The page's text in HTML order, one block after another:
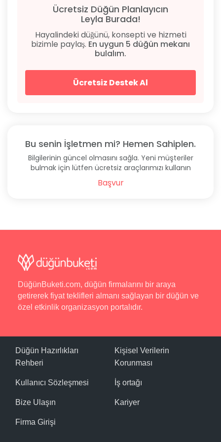
sauna için 20 TL ve her iki hizmeti bir arada sunan
paket için 30 TL gibi ekonomik fiyatlara hizmet
vermektedir. Kese hizmetiyle daha temiz bir cilt elde
edebilirsiniz ve bu hizmete sadece 10 TL ödeyerek
sahip olabilirsiniz. Köpüklü masaj ve diğer masaj
çeşitlerinin fiyatları ise 20 ile 80 TL arasında
değişmektedir, böylece zengin masaj seçenekleri
arasından ihtiyacınıza en uygun olanı seçebilirsiniz.
Ücretsiz Düğün Planlayıcın
Leyla Burada!
Hayalindeki düğünü, konsepti ve hizmeti
bizimle paylaş. En uygun 5 düğün mekanı
bulalım.
Ücretsiz Destek Al
Bu senin İşletmen mi? Hemen Sahiplen.
Bilgilerinin güncel olmasını sağla. Yeni müşteriler
bulmak için lütfen ücretsiz araçlarımızı kullanın
Başvur
DüğünBuketi.com, düğün firmalarını bir araya
getirerek fiyat teklifleri almanı sağlayan bir düğün ve
özel etkinlik organizasyon portalıdır.
Düğün Hazırlıkları
Rehberi
Kullanıcı Sözleşmesi
Bize Ulaşın
Firma Girişi
Kişisel Verilerin
Korunması
İş ortağı
Kariyer